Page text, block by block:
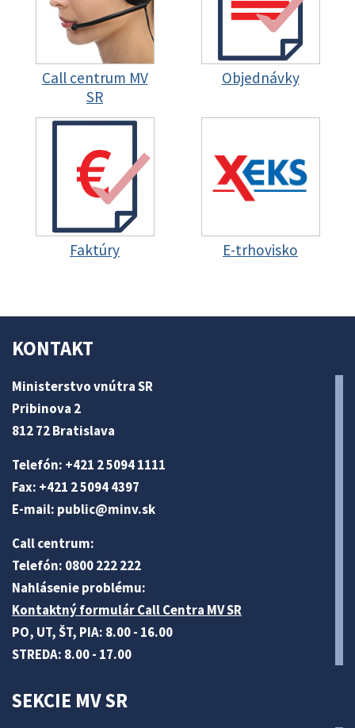
Call centrum MV
SR
Objednávky
Faktúry E-trhovisko
KONTAKT
Ministerstvo vnútra SR
Pribinova 2
812 72 Bratislava
Telefón: +421 2 5094 1111
Fax: +421 2 5094 4397
E-mail: public@minv.sk
Call centrum:
Telefón: 0800 222 222
Nahlásenie problému:
Kontaktný formulár Call Centra MV SR
PO, UT, ŠT, PIA: 8.00 - 16.00
STREDA: 8.00 - 17.00
SEKCIE MV SR